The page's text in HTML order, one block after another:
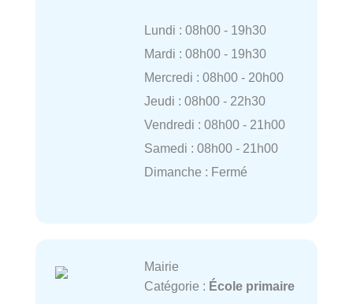
Lundi : 08h00 - 19h30
Mardi : 08h00 - 19h30
Mercredi : 08h00 - 20h00
Jeudi : 08h00 - 22h30
Vendredi : 08h00 - 21h00
Samedi : 08h00 - 21h00
Dimanche : Fermé
Mairie
Catégorie : École primaire